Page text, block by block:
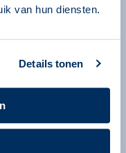
van hun diensten.
Details tonen